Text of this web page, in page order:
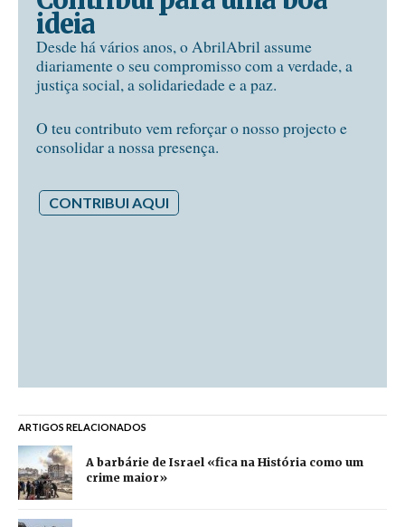
ideia
Desde há vários anos, o AbrilAbril assume
diariamente o seu compromisso com a verdade, a
justiça social, a solidariedade e a paz.
O teu contributo vem reforçar o nosso projecto e
consolidar a nossa presença.
CONTRIBUI AQUI
ARTIGOS RELACIONADOS
A barbárie de Israel «fica na História como um
crime maior»